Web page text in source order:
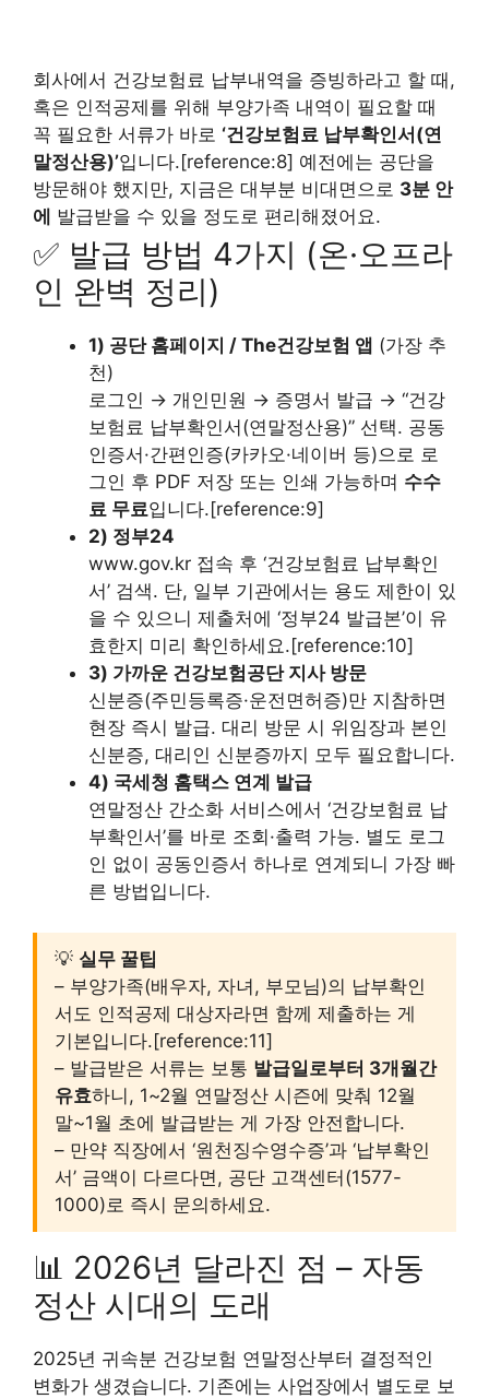
회사에서 건강보험료 납부내역을 증빙하라고 할 때,
혹은 인적공제를 위해 부양가족 내역이 필요할 때
꼭 필요한 서류가 바로 ‘건강보험료 납부확인서(연
말정산용)’입니다.[reference:8] 예전에는 공단을
방문해야 했지만, 지금은 대부분 비대면으로 3분 안
에 발급받을 수 있을 정도로 편리해졌어요.
✅ 발급 방법 4가지 (온·오프라
인 완벽 정리)
1) 공단 홈페이지 / The건강보험 앱 (가장 추
천)
로그인 → 개인민원 → 증명서 발급 → “건강
보험료 납부확인서(연말정산용)” 선택. 공동
인증서·간편인증(카카오·네이버 등)으로 로
그인 후 PDF 저장 또는 인쇄 가능하며 수수
료 무료입니다.[reference:9]
2) 정부24
www.gov.kr 접속 후 ‘건강보험료 납부확인
서’ 검색. 단, 일부 기관에서는 용도 제한이 있
을 수 있으니 제출처에 ‘정부24 발급본’이 유
효한지 미리 확인하세요.[reference:10]
3) 가까운 건강보험공단 지사 방문
신분증(주민등록증·운전면허증)만 지참하면
현장 즉시 발급. 대리 방문 시 위임장과 본인
신분증, 대리인 신분증까지 모두 필요합니다.
4) 국세청 홈택스 연계 발급
연말정산 간소화 서비스에서 ‘건강보험료 납
부확인서’를 바로 조회·출력 가능. 별도 로그
인 없이 공동인증서 하나로 연계되니 가장 빠
른 방법입니다.
💡 실무 꿀팁
– 부양가족(배우자, 자녀, 부모님)의 납부확인
서도 인적공제 대상자라면 함께 제출하는 게
기본입니다.[reference:11]
– 발급받은 서류는 보통 발급일로부터 3개월간
유효하니, 1~2월 연말정산 시즌에 맞춰 12월
말~1월 초에 발급받는 게 가장 안전합니다.
– 만약 직장에서 ‘원천징수영수증’과 ‘납부확인
서’ 금액이 다르다면, 공단 고객센터(1577-
1000)로 즉시 문의하세요.
📊 2026년 달라진 점 – 자동
정산 시대의 도래
2025년 귀속분 건강보험 연말정산부터 결정적인
변화가 생겼습니다. 기존에는 사업장에서 별도로 보